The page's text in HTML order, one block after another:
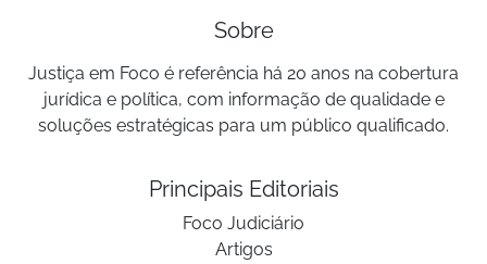
Sobre
Justiça em Foco é referência há 20 anos na cobertura
jurídica e política, com informação de qualidade e
soluções estratégicas para um público qualificado.
Principais Editoriais
Foco Judiciário
Artigos